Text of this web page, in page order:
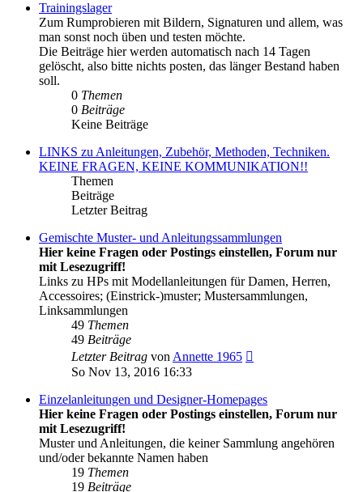
Trainingslager
Zum Rumprobieren mit Bildern, Signaturen und allem, was
man sonst noch üben und testen möchte.
Die Beiträge hier werden automatisch nach 14 Tagen
gelöscht, also bitte nichts posten, das länger Bestand haben
soll.
0 Themen
0 Beiträge
Keine Beiträge
LINKS zu Anleitungen, Zubehör, Methoden, Techniken.
KEINE FRAGEN, KEINE KOMMUNIKATION!!
Themen
Beiträge
Letzter Beitrag
Gemischte Muster- und Anleitungssammlungen
Hier keine Fragen oder Postings einstellen, Forum nur
mit Lesezugriff!
Links zu HPs mit Modellanleitungen für Damen, Herren,
Accessoires; (Einstrick-)muster; Mustersammlungen,
Linksammlungen
49 Themen
49 Beiträge
Letzter Beitrag vonAnnette 1965
So Nov 13, 2016 16:33
Einzelanleitungen und Designer-Homepages
Hier keine Fragen oder Postings einstellen, Forum nur
mit Lesezugriff!
Muster und Anleitungen, die keiner Sammlung angehören
und/oder bekannte Namen haben
19 Themen
19 Beiträge